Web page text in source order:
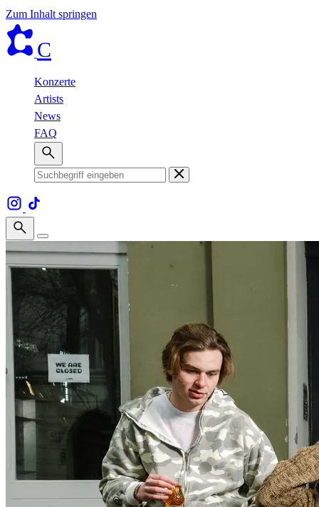
Zum Inhalt springen
C
Konzerte
Artists
News
FAQ